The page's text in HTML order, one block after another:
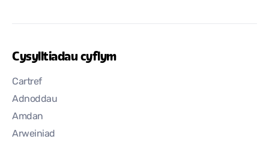
Cysylltiadau cyflym
Cartref
Adnoddau
Amdan
Arweiniad